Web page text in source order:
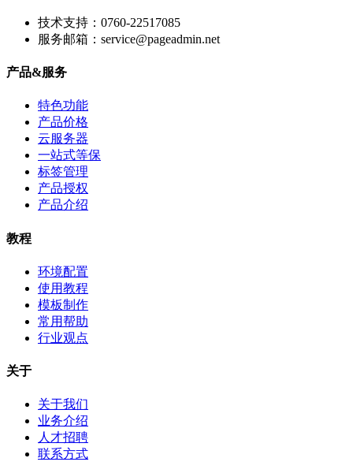
技术支持：0760-22517085
服务邮箱：service@pageadmin.net
产品&服务
特色功能
产品价格
云服务器
一站式等保
标签管理
产品授权
产品介绍
教程
环境配置
使用教程
模板制作
常用帮助
行业观点
关于
关于我们
业务介绍
人才招聘
联系方式